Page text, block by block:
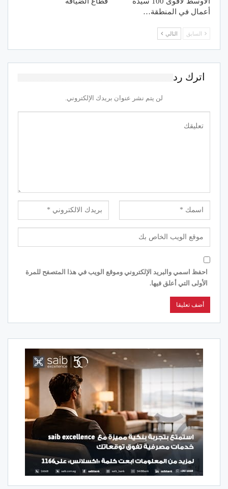
أعمال في المنطقة…
السابق التالي
اترك رد
لن يتم نشر عنوان بريدك الإلكتروني.
احفظ اسمي والبريد الإلكتروني وموقع الويب في هذا المتصفح للمرة
الأولى التي أعلق فيها.